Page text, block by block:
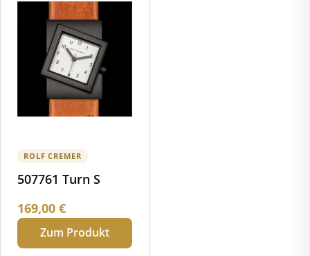
ROLF CREMER
507761 Turn S
169,00 €
Zum Produkt